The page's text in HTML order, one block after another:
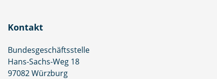
Kontakt
Bundesgeschäftsstelle
Hans-Sachs-Weg 18
97082 Würzburg